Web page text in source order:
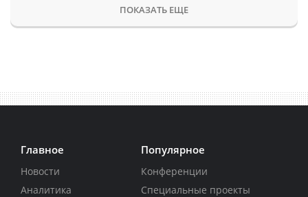
ПОКАЗАТЬ ЕЩЕ
Главное
Новости
Аналитика
Популярное
Конференции
Специальные проекты